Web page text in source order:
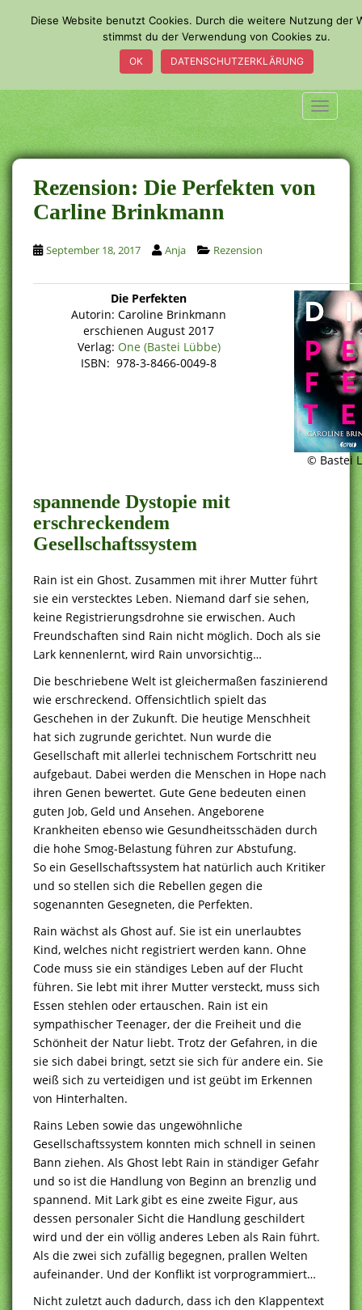
o
m
a
i
n
c
o
n
t
e
n
t
Rezension: Die Perfekten von
Carline Brinkmann
September 18, 2017 Anja Rezension
Die Perfekten
Autorin: Caroline Brinkmann
erschienen August 2017
Verlag: One (Bastei Lübbe)
ISBN: 978-3-8466-0049-8
© Bastei
spannende Dystopie mit
erschreckendem
Gesellschaftssystem
Rain ist ein Ghost. Zusammen mit ihrer Mutter führt
sie ein verstecktes Leben. Niemand darf sie sehen,
keine Registrierungsdrohne sie erwischen. Auch
Freundschaften sind Rain nicht möglich. Doch als sie
Lark kennenlernt, wird Rain unvorsichtig…
Die beschriebene Welt ist gleichermaßen faszinierend
wie erschreckend. Offensichtlich spielt das
Geschehen in der Zukunft. Die heutige Menschheit
hat sich zugrunde gerichtet. Nun wurde die
Gesellschaft mit allerlei technischem Fortschritt neu
aufgebaut. Dabei werden die Menschen in Hope nach
ihren Genen bewertet. Gute Gene bedeuten einen
guten Job, Geld und Ansehen. Angeborene
Krankheiten ebenso wie Gesundheitsschäden durch
die hohe Smog-Belastung führen zur Abstufung.
So ein Gesellschaftssystem hat natürlich auch Kritiker
und so stellen sich die Rebellen gegen die
sogenannten Gesegneten, die Perfekten.
Rain wächst als Ghost auf. Sie ist ein unerlaubtes
Kind, welches nicht registriert werden kann. Ohne
Code muss sie ein ständiges Leben auf der Flucht
führen. Sie lebt mit ihrer Mutter versteckt, muss sich
Essen stehlen oder ertauschen. Rain ist ein
sympathischer Teenager, der die Freiheit und die
Schönheit der Natur liebt. Trotz der Gefahren, in die
sie sich dabei bringt, setzt sie sich für andere ein. Sie
weiß sich zu verteidigen und ist geübt im Erkennen
von Hinterhalten.
Rains Leben sowie das ungewöhnliche
Gesellschaftssystem konnten mich schnell in seinen
Bann ziehen. Als Ghost lebt Rain in ständiger Gefahr
und so ist die Handlung von Beginn an brenzlig und
spannend. Mit Lark gibt es eine zweite Figur, aus
dessen personaler Sicht die Handlung geschildert
wird und der ein völlig anderes Leben als Rain führt.
Als die zwei sich zufällig begegnen, prallen Welten
aufeinander. Und der Konflikt ist vorprogrammiert…
Nicht zuletzt auch dadurch, dass ich den Klappentext
Diese Website benutzt Cookies. Durch die weitere Nutzung der
stimmst du der Verwendung von Cookies zu.
OK DATENSCHUTZERKLÄRUNG